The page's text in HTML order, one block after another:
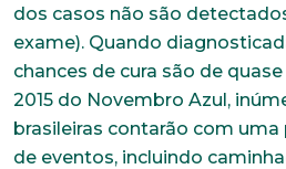
dos casos não são
exame). Quando
chances de cura são de
2015 do Novembro Azul,
brasileiras contarão com
de eventos, incluindo